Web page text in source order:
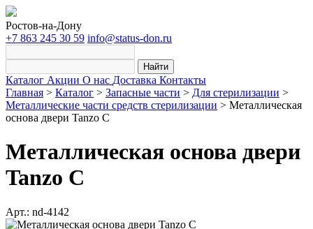
Ростов-на-Дону
+7 863 245 30 59 info@status-don.ru
Найти
Каталог Акции О нас Доставка Контакты
Главная > Каталог > Запасные части > Для стерилизации >
Металлические части средств стерилизации > Металлическая
основа двери Tanzo C
Металлическая основа двери
Tanzo C
Арт.: nd-4142